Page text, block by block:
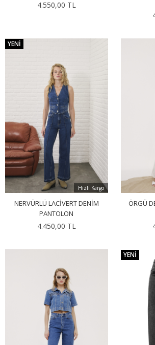
4.550,00 TL
Hızlı Kargo
NERVÜRLÜ LACIVERT DENIM
PANTOLON
4.450,00 TL
YENI
ÖRGÜ
YENI